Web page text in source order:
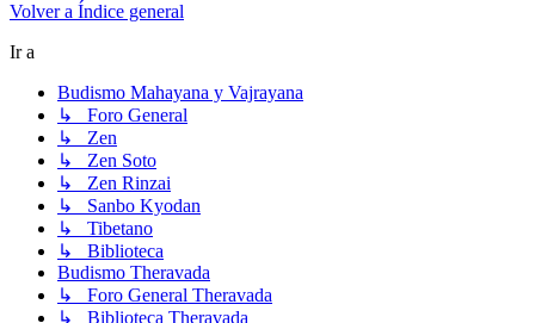
Volver a Índice general
Ir a
Budismo Mahayana y Vajrayana
↳ Foro General
↳ Zen
↳ Zen Soto
↳ Zen Rinzai
↳ Sanbo Kyodan
↳ Tibetano
↳ Biblioteca
Budismo Theravada
↳ Foro General Theravada
↳ Biblioteca Theravada